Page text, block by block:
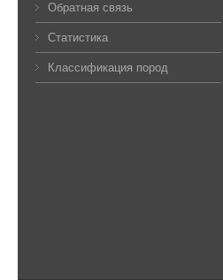
Обратная связь
Статистика
Классификация пород